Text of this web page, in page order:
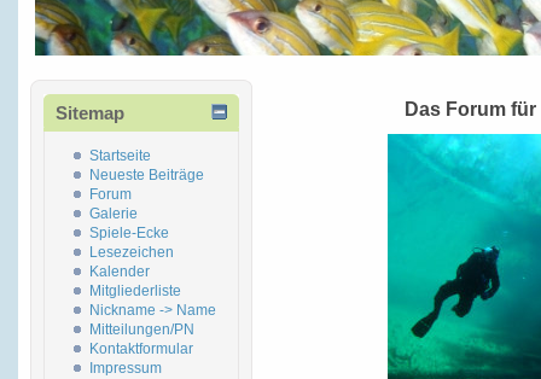
Sitemap
Startseite
Neueste Beiträge
Forum
Galerie
Spiele-Ecke
Lesezeichen
Kalender
Mitgliederliste
Nickname -> Name
Mitteilungen/PN
Kontaktformular
Impressum
Das Forum